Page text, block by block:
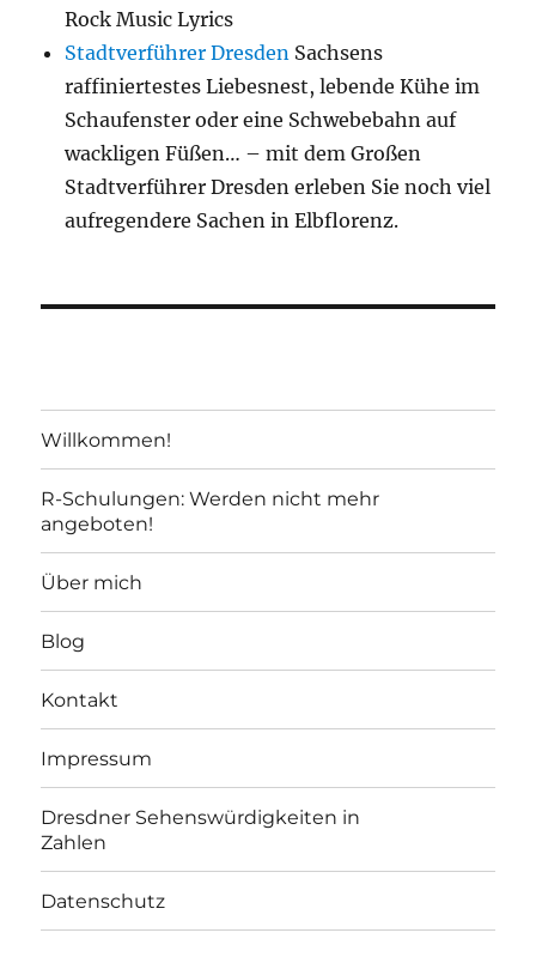
Rock Music Lyrics
Stadtverführer Dresden Sachsens
raffiniertestes Liebesnest, lebende Kühe im
Schaufenster oder eine Schwebebahn auf
wackligen Füßen… – mit dem Großen
Stadtverführer Dresden erleben Sie noch viel
aufregendere Sachen in Elbflorenz.
Willkommen!
R-Schulungen: Werden nicht mehr
angeboten!
Über mich
Blog
Kontakt
Impressum
Dresdner Sehenswürdigkeiten in
Zahlen
Datenschutz